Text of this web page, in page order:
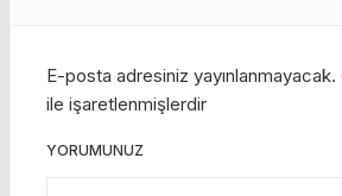
E-posta adresiniz yayınlanmayacak.
ile işaretlenmişlerdir
YORUMUNUZ